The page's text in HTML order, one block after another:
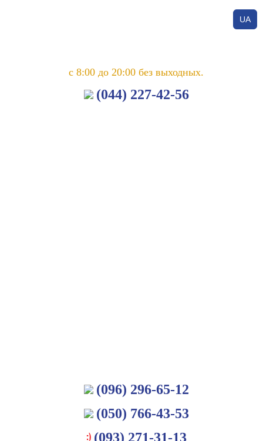
с 8:00 до 20:00 без выходных.
(044) 227-42-56
(096) 296-65-12
(050) 766-43-53
(093) 271-31-13
UA